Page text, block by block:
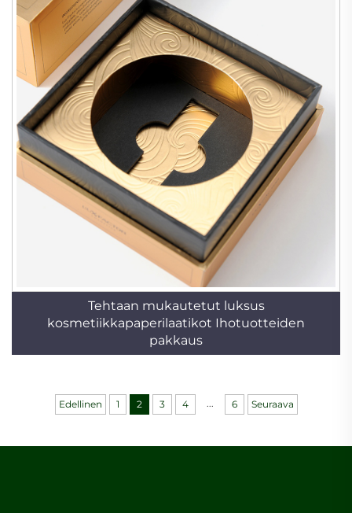
Tehtaan mukautetut luksus
kosmetiikkapaperilaatikot Ihotuotteiden
pakkaus
Edellinen 1 2 3 4 ... 6 Seuraava